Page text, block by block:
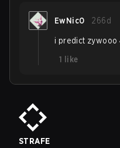
EwNic0 266d
i predict zywooo
1
like
STRAFE